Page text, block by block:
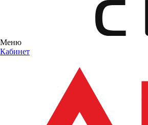
Меню
Кабинет